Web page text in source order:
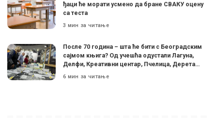
ђаци ће морати усмено да бране СВАКУ оцену
са теста
3 мин за читање
После 70 година – шта ће бити с Београдским
сајмом књига? Од учешћа одустали Лагуна,
Делфи, Креативни центар, Пчелица, Дерета…
6 мин за читање